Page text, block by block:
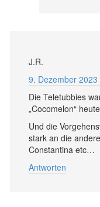
J.R.
9. Dezember 2023
Die Teletubbies
„Cocomelon“
Und die
stark an die
Constantina etc…
Antworten